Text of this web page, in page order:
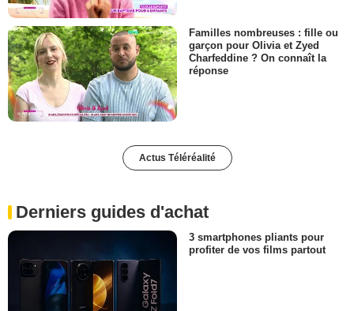
Familles nombreuses : fille ou
garçon pour Olivia et Zyed
Charfeddine ? On connaît la
réponse
Actus Téléréalité
Derniers guides d'achat
3 smartphones pliants pour
profiter de vos films partout